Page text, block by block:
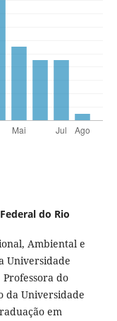
do Rio
Ambiental e
Universidade
Professora do
da Universidade
em